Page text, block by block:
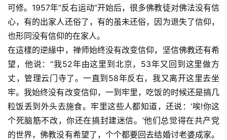
可修。1957年“反右运动”开始后，很多佛教徒对佛法没有信
心，有的出家人还俗了，有的虽未还俗，因为退失了信仰，
也形同没有信仰的在家人。
在這樣的逆緣中，禅师始终没有改变信仰，坚信佛教还有希
望，他说：“我52年由这里到北京，53年又回到这里做方
丈，管理云门寺了。一直到58年反右，我又离开这里去坐
牢。我始终没有改变信仰，一到牢里，吃饭的时候还是搞几
粒饭丢到外头去施食。牢里这些人都知道，还说：‘唉!你这
个死脑筋不改，你还在搞封建迷信。’他们总觉得在共产党
的世界，佛教没有希望了，个个都要回去结婚讨老婆成家。